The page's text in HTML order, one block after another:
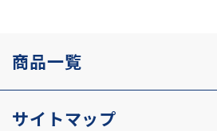
商品一覧
サイトマップ